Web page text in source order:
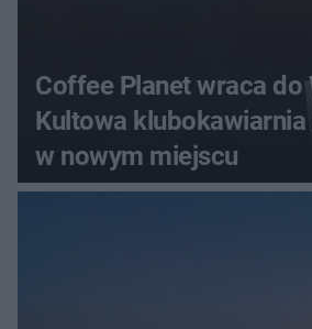
Coffee Planet wraca do
Kultowa
w nowym miejscu